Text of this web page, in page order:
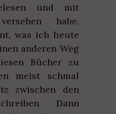
und mit
habe.
was ich heute
anderen Weg
Bücher zu
meist schmal
zwischen den
Dann